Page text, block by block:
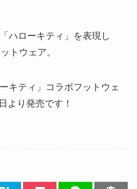
ハローキティ」を表現し
トウェア。
キティ」コラボフットウェ
より発売です！